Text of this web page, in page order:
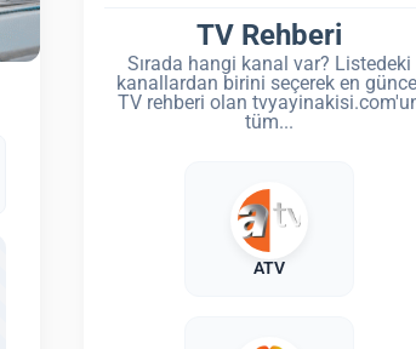
TV Rehberi
Sırada hangi kanal var? Listedeki
kanallardan birini seçerek en güncel
TV rehberi olan
tüm...
ATV